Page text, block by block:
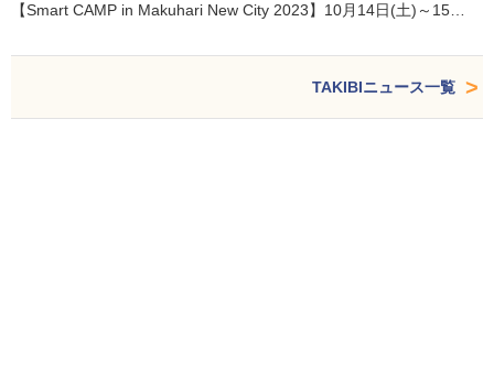
【Smart CAMP in Makuhari New City 2023】10月14日(土)～15…
TAKIBIニュース一覧